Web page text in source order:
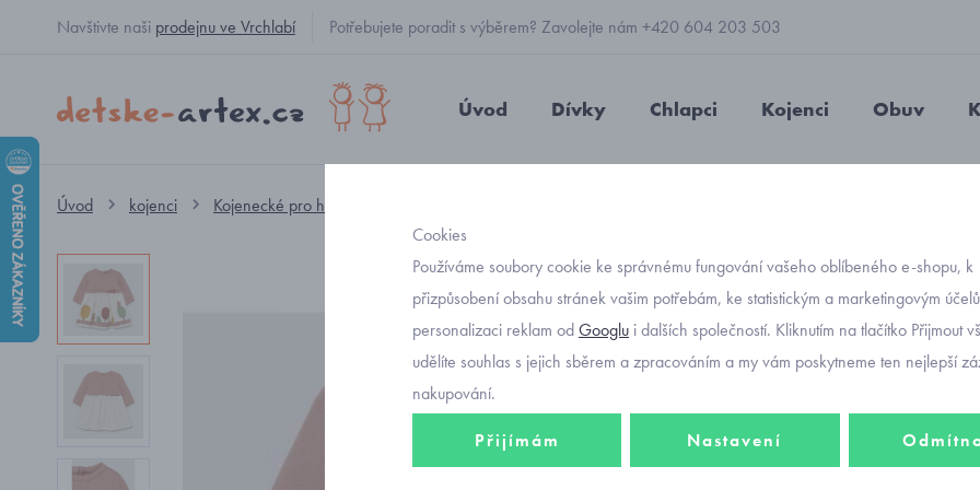
Navštivte naši prodejnu ve Vrchlabí Potřebujete poradit s výběrem? Zavolejte nám +420 604 203 503
Úvod Dívky Chlapci Kojenci Obuv
Úvod kojenci Kojenecké pro holčičky
Objednávací
676
Cookies
Používáme soubory cookie ke správnému fungování vašeho oblíbeného e-shopu, k
přizpůsobení obsahu stránek vašim potřebám, ke statistickým a marketingovým
personalizaci reklam odGooglu i dalších společností. Kliknutím na tlačítko Přijmout
udělíte souhlas s jejich sběrem a zpracováním a my vám poskytneme ten nejlepší
nakupování.
Přijímám Nastavení